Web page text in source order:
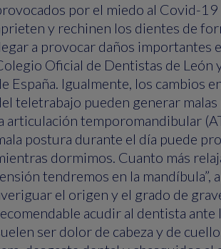
por el miedo al Covid-19
y rechinen los dientes de
a provocar daños importantes
Oficial de Dentistas de León
España. Igualmente, los cambios
teletrabajo pueden generar
articulación temporomandibular
postura durante el día puede
dormimos. Cuanto más
tendremos en la mandíbula”,
el origen y el grado de
acudir al dentista
ser dolor de cabeza y de